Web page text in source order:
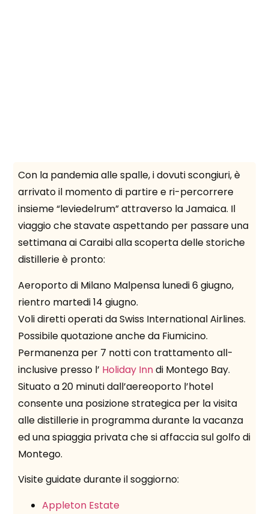
Con la pandemia alle spalle, i dovuti scongiuri, è
arrivato il momento di partire e ri-percorrere
insieme “leviedelrum” attraverso la Jamaica. Il
viaggio che stavate aspettando per passare una
settimana ai Caraibi alla scoperta delle storiche
distillerie è pronto:
Aeroporto di Milano Malpensa lunedi 6 giugno,
rientro martedi 14 giugno.
Voli diretti operati da Swiss International Airlines.
Possibile quotazione anche da Fiumicino.
Permanenza per 7 notti con trattamento all-
inclusive presso l’ Holiday Inndi Montego Bay.
Situato a 20 minuti dall’aereoporto l’hotel
consente una posizione strategica per la visita
alle distillerie in programma durante la vacanza
ed una spiaggia privata che si affaccia sul golfo di
Montego.
Visite guidate durante il soggiorno:
Appleton Estate